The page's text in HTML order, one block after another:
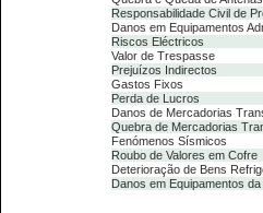
Responsabilidade Civil de
Danos em Equipamentos
Riscos Eléctricos
Valor de Trespasse
Prejuízos Indirectos
Gastos Fixos
Perda de Lucros
Danos de Mercadorias
Quebra de Mercadorias
Fenómenos Sísmicos
Roubo de Valores em Cofre
Deterioração de Bens
Danos em Equipamentos